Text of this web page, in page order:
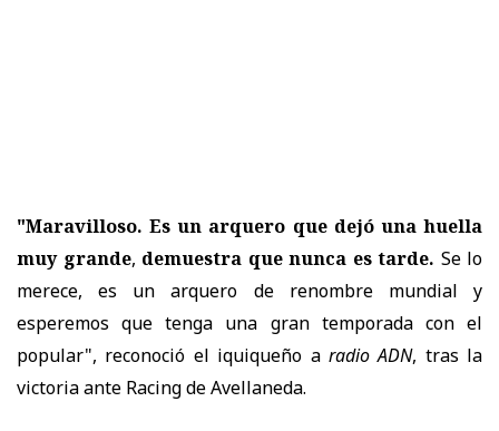
"Maravilloso. Es un arquero que dejó una huella
muy grande, demuestra que nunca es tarde. Se lo
merece, es un arquero de renombre mundial y
esperemos que tenga una gran temporada con el
popular", reconoció el iquiqueño a radio ADN, tras la
victoria ante Racing de Avellaneda.